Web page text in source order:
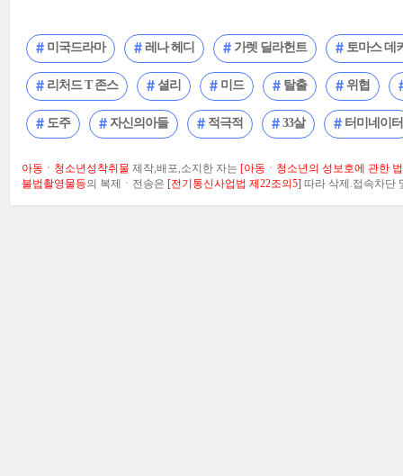
미국드라마 레나 헤디 가렛 딜라헌트 토마스 데
리처드 T 존스 셜리 미드 탈출 위협
도주 자신의아들 적극적 33살 터미네이터
아동ㆍ청소년성착취물 제작,배포,소지한 자는 [아동ㆍ청소년의 성보호에 관한
불법촬영물등의 복제ㆍ전송은 [전기통신사업법 제22조의5] 따라 삭제.접속차단